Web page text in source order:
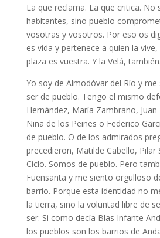
La que reclama. La que critica. No
habitantes, sino pueblo
vosotras y vosotros. Por eso os
es vida y pertenece a quien la
plaza es vuestra. Y la Velá, también.
Yo soy de Almodóvar del Río y
ser de pueblo. Tengo el mismo
Hernández, María Zambrano, Juan
Niña de los Peines o Federico
de pueblo. O de los admirados
precedieron, Matilde Cabello, Pilar
Ciclo. Somos de pueblo. Pero
Fuensanta y me siento orgulloso
barrio. Porque esta identidad no
la tierra, sino la voluntad libre de
ser. Si como decía Blas Infante
los pueblos son los barrios de